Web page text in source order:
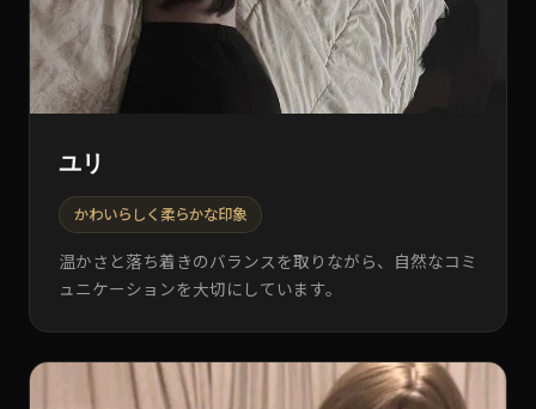
ユリ
かわいらしく柔らかな印象
温かさと落ち着きのバランスを取りながら、自然なコミ
ュニケーションを大切にしています。